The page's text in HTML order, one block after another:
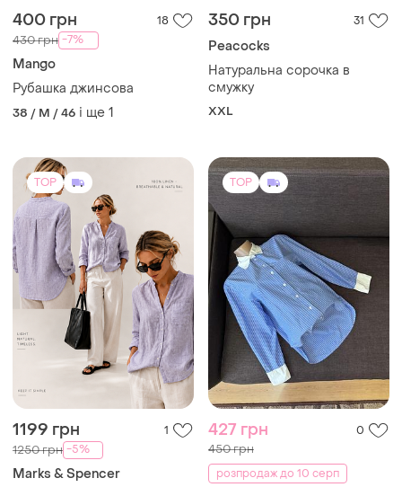
1199 грн
1250 грн -5%
Лляна сорочка m&amp;s
pure linen 100% льон,
світло-бузкова
і ще 1
427 грн
450 грн
H&M
Блакитна сорочка, рубашка
в смужку h&m
ХS
TOP TOP